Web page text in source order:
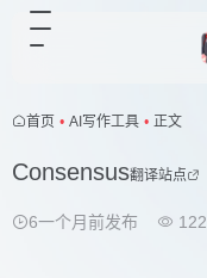
首页 • AI写作工具 • 正文
Consensus翻译站点
6一个月前发布 122